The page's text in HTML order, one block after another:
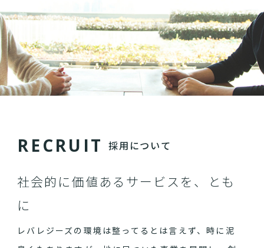
RECRU IT 採用について
社会的に価値あるサービスを、とも
に
レバレジーズの環境は整ってるとは言えず、時に泥